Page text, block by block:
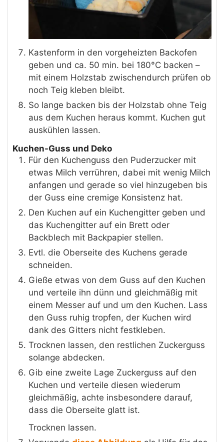
Kastenform in den vorgeheizten Backofen
geben und ca. 50 min. bei 180°C backen –
mit einem Holzstab zwischendurch prüfen ob
noch Teig kleben bleibt.
So lange backen bis der Holzstab ohne Teig
aus dem Kuchen heraus kommt. Kuchen gut
auskühlen lassen.
Kuchen-Guss und Deko
Für den Kuchenguss den Puderzucker mit
etwas Milch verrühren, dabei mit wenig Milch
anfangen und gerade so viel hinzugeben bis
der Guss eine cremige Konsistenz hat.
Den Kuchen auf ein Kuchengitter geben und
das Kuchengitter auf ein Brett oder
Backblech mit Backpapier stellen.
Evtl. die Oberseite des Kuchens gerade
schneiden.
Gieße etwas von dem Guss auf den Kuchen
und verteile ihn dünn und gleichmäßig mit
einem Messer auf und um den Kuchen. Lass
den Guss ruhig tropfen, der Kuchen wird
dank des Gitters nicht festkleben.
Trocknen lassen, den restlichen Zuckerguss
solange abdecken.
Gib eine zweite Lage Zuckerguss auf den
Kuchen und verteile diesen wiederum
gleichmäßig, achte insbesondere darauf,
dass die Oberseite glatt ist.
Trocknen lassen.